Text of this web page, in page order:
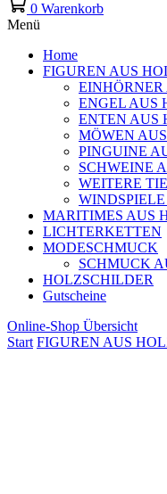
0 Warenkorb
Menü
Home
FIGUREN AUS
ENGEL AUS
ENTEN AUS
MÖWEN
PINGUINE
SCHWEINE
WEITERE
MARITIMES AUS
LICHTERKETTEN
MODESCHMUCK
SCHMUCK
HOLZSCHILDER
Gutscheine
Online-Shop Übersicht
Start FIGUREN AUS